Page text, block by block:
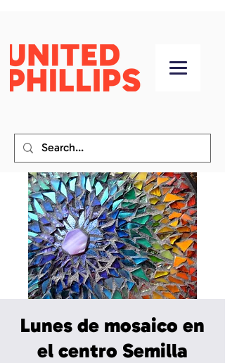
Lunes de mosaico en
el centro Semilla